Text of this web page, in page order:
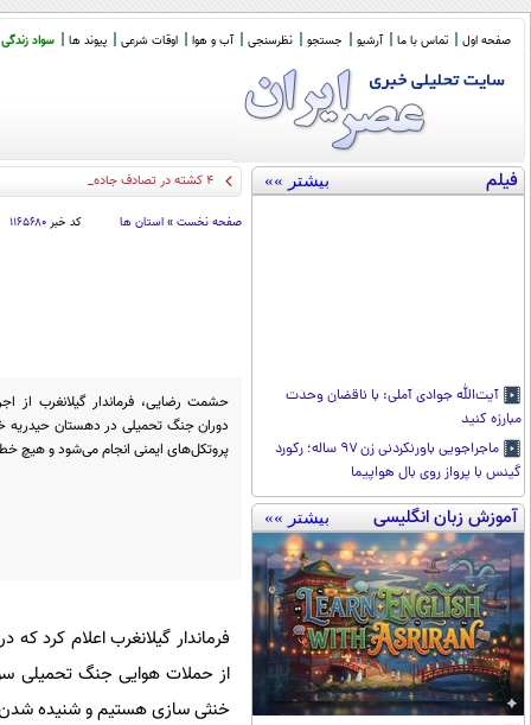
صفحه اول تماس با ما آرشیو جستجو نظرسنجی آب و هوا اوقات شرعی پیوند ها سواد زندگی
فیلم بیشتر »»
آیت‌الله جوادی آملی: با ناقضان وحدت
مبارزه کنید
ماجراجویی باورنکردنی زن ۹۷ ساله؛ رکورد
گینس با پرواز روی بال هواپیما
آموزش زبان انگلیسی بیشتر »»
۴ کشته در تصادف جاده اهواز خرمشهر
صفحه نخست » استان ها کد خبر۱۱۶۵۶۸۰
حشمت رضایی، فرماندار گیلانغرب از
دوران جنگ تحمیلی در دهستان حیدریه
پروتکل‌های ایمنی انجام می‌شود و هیچ
فرماندار گیلانغرب اعلام‌ کرد
از حملات هوایی جنگ تحمیلی
خنثی سازی هستیم و شنیده